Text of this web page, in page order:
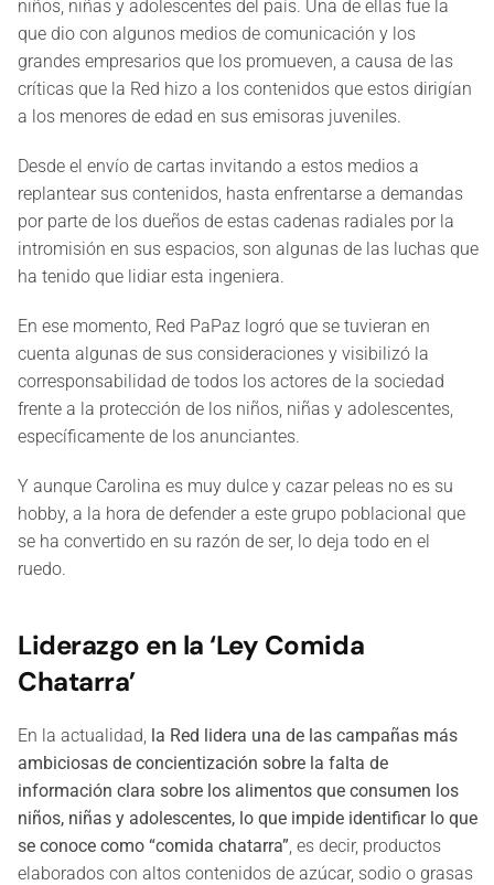
niños, niñas y adolescentes del país. Una de ellas fue la
que dio con algunos medios de comunicación y los
grandes empresarios que los promueven, a causa de las
críticas que la Red hizo a los contenidos que estos dirigían
a los menores de edad en sus emisoras juveniles.
Desde el envío de cartas invitando a estos medios a
replantear sus contenidos, hasta enfrentarse a demandas
por parte de los dueños de estas cadenas radiales por la
intromisión en sus espacios, son algunas de las luchas que
ha tenido que lidiar esta ingeniera.
En ese momento, Red PaPaz logró que se tuvieran en
cuenta algunas de sus consideraciones y visibilizó la
corresponsabilidad de todos los actores de la sociedad
frente a la protección de los niños, niñas y adolescentes,
específicamente de los anunciantes.
Y aunque Carolina es muy dulce y cazar peleas no es su
hobby, a la hora de defender a este grupo poblacional que
se ha convertido en su razón de ser, lo deja todo en el
ruedo.
Liderazgo en la ‘Ley Comida
Chatarra’
En la actualidad, la Red lidera una de las campañas más
ambiciosas de concientización sobre la falta de
información clara sobre los alimentos que consumen los
niños, niñas y adolescentes, lo que impide identificar lo que
se conoce como “comida chatarra”, es decir, productos
elaborados con altos contenidos de azúcar, sodio o grasas